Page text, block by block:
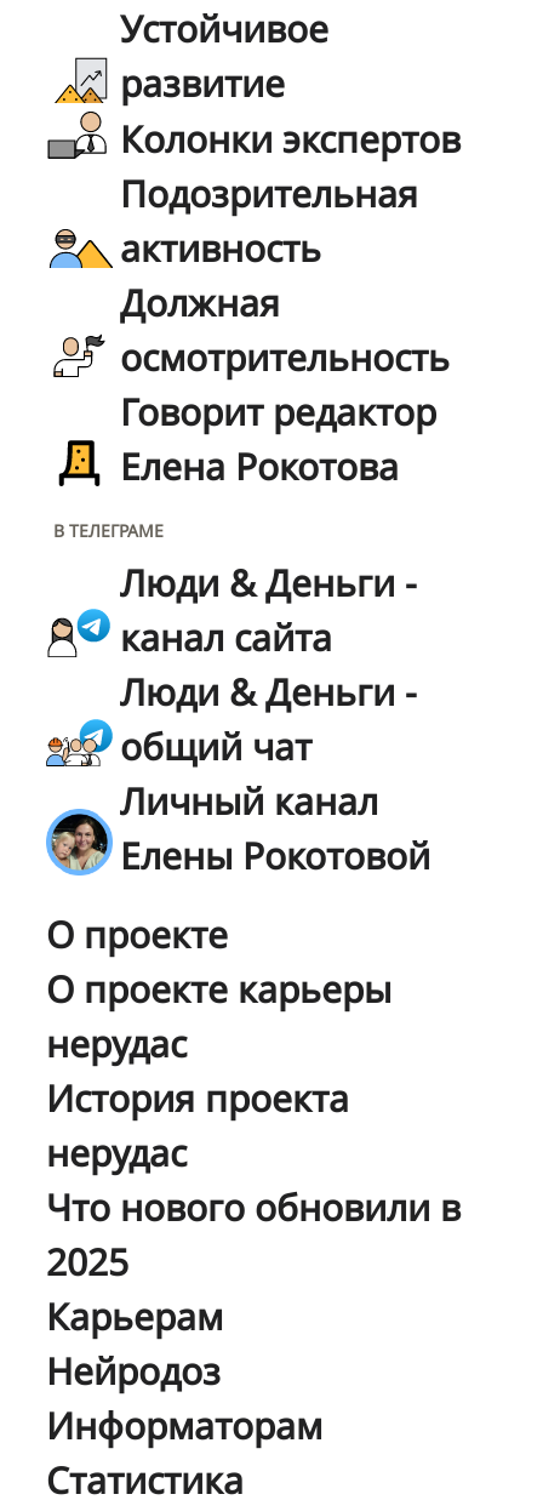
Устойчивое
развитие
Колонки экспертов
Подозрительная
активность
Должная
осмотрительность
Говорит редактор
Елена Рокотова
В ТЕЛЕГРАМЕ
Люди & Деньги -
канал сайта
Люди & Деньги -
общий чат
Личный канал
Елены Рокотовой
О проекте
О проекте карьеры
нерудас
История проекта
нерудас
Что нового обновили в
2025
Карьерам
Нейродоз
Информаторам
Статистика